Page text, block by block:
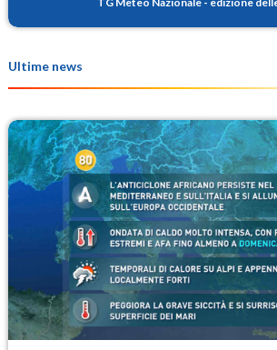
Ultime news